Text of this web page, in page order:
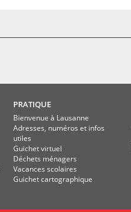
PRATIQUE
Bienvenue à Lausanne
Adresses, numéros et infos
utiles
Guichet virtuel
Déchets ménagers
Vacances scolaires
Guichet cartographique